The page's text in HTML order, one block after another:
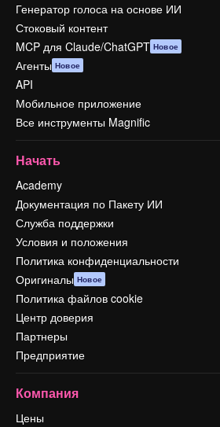
Генератор голоса на основе ИИ
Стоковый контент
MCP для Claude/ChatGPT Новое
Агенты Новое
API
Мобильное приложение
Все инструменты Magnific
Начать
Academy
Документация по Пакету ИИ
Служба поддержки
Условия и положения
Политика конфиденциальности
Оригиналы Новое
Политика файлов cookie
Центр доверия
Партнеры
Предприятие
Компания
Цены